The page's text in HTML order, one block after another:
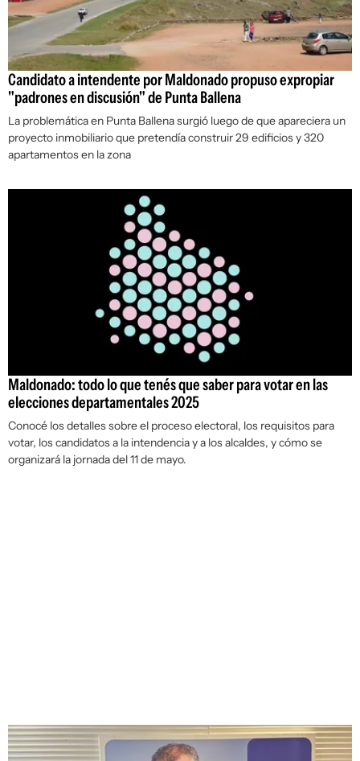
Candidato a intendente por Maldonado propuso expropiar
"padrones en discusión" de Punta Ballena
La problemática en Punta Ballena surgió luego de que apareciera un
proyecto inmobiliario que pretendía construir 29 edificios y 320
apartamentos en la zona
Maldonado: todo lo que tenés que saber para votar en las
elecciones departamentales 2025
Conocé los detalles sobre el proceso electoral, los requisitos para
votar, los candidatos a la intendencia y a los alcaldes, y cómo se
organizará la jornada del 11 de mayo.